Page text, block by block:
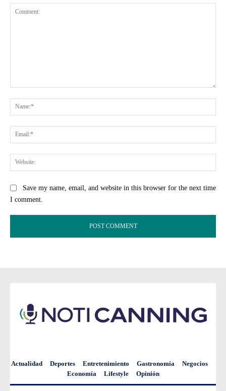
Save my name, email, and website in this browser for the next time
I comment.
Actualidad Deportes Entretenimiento Gastronomía
Negocios
Economía
Lifestyle Opinión